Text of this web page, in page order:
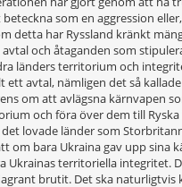
som en aggression
detta har Ryssland kränkt
och åtaganden som
länders territorium och
ett avtal, nämligen det så
om att avlägsna kärnvapen
och föra över dem till
lovade länder som
om bara Ukraina gav upp sina
Ukrainas territoriella integritet.
brutit. Det ska